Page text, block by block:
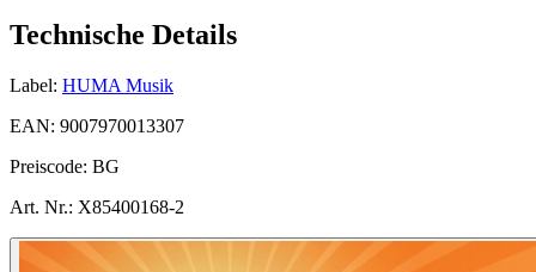
Technische Details
Label: HUMA Musik
EAN: 9007970013307
Preiscode: BG
Art. Nr.: X85400168-2